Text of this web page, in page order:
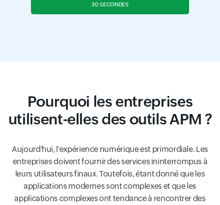
30 SECONDES
Pourquoi les entreprises
utilisent-elles des outils APM ?
Aujourd'hui, l'expérience numérique est primordiale. Les
entreprises doivent fournir des services ininterrompus à
leurs utilisateurs finaux. Toutefois, étant donné que les
applications modernes sont complexes et que les
applications complexes ont tendance à rencontrer des